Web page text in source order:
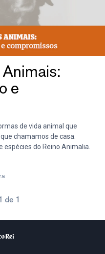
e
de vida animal que
chamamos de casa.
do Reino Animalia.
de 1